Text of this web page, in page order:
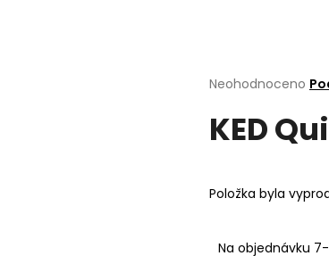
Průměrné
produktu
je
hvězdiček.
Neohodnoceno
KED
Položka byla
Na objednávku